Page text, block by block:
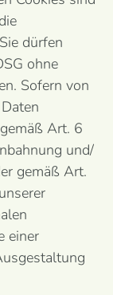
dürfen
ohne
Sofern von
Art. 6
und/
gemäß Art.
einer